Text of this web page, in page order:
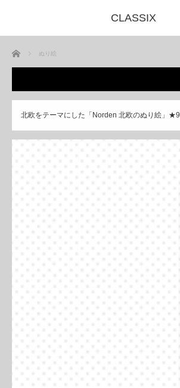
CLASSIX
ホーム ぬり絵
北欧をテーマにした「Norden 北欧のぬり絵」